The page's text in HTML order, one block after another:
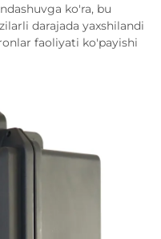
ko'ra, bu
darajada yaxshilandi
faoliyati ko'payishi